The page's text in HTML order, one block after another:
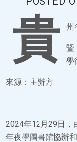
貴 州
暨
學
來源：主辦方
2024年12月29日，
年夜學圖書館協辦